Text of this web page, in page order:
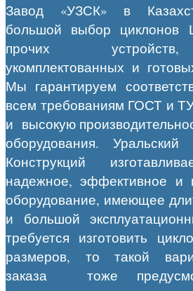
Завод «УЗСК» в
большой выбор циклонов
прочих
укомплектованных и
Мы гарантируем
всем требованиям ГОСТ и
и высокую
оборудования.
Конструкций
надежное, эффективное и
оборудование, имеющее
и большой
требуется изготовить
размеров, то такой
заказа тоже